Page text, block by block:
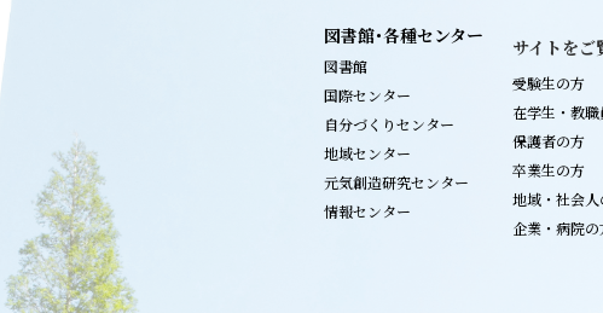
図書館･各種センター
図書館
国際センター
自分づくりセンター
地域センター
元気創造研究センター
情報センター
サイトをご
受験生の方
在学生・教
保護者の方
卒業生の方
地域・社会人
企業・病院の